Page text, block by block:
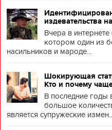
издевательства
Вчера в
котором один из
насильников и мароде...
Шокирующая
Кто и почему
В последние годы
большое
является супружеские